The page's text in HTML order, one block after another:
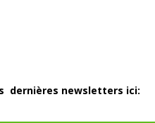
dernières newsletters ici: